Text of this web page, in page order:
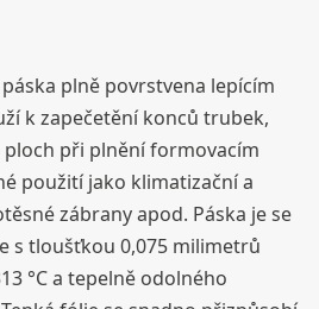
plně povrstvena lepícím
k zapečetění konců trubek,
ploch při plnění formovacím
použití jako klimatizační a
zábrany apod. Páska je se
s tloušťkou 0,075 milimetrů
°C a tepelně odolného